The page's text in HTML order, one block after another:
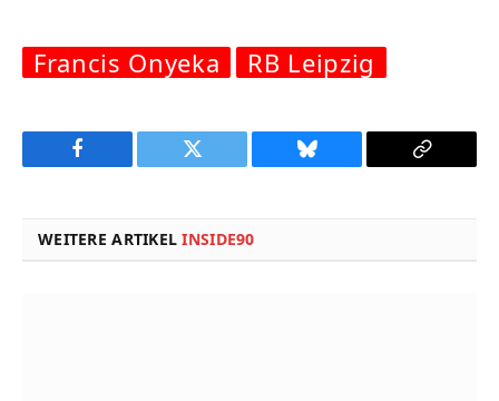
Francis Onyeka RB Leipzig
Facebook Twitter Bluesky
Copy
WEITERE ARTIKELINSIDE90